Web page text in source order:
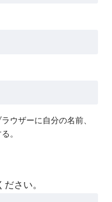
ウザーに自分の名前、
。
さい。